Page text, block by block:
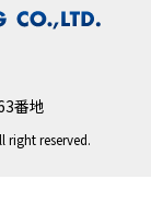
番地
right reserved.